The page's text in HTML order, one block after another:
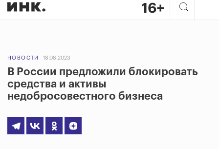
НОВОСТИ 18.08.2023
В России предложили блокировать
средства и активы
недобросовестного бизнеса